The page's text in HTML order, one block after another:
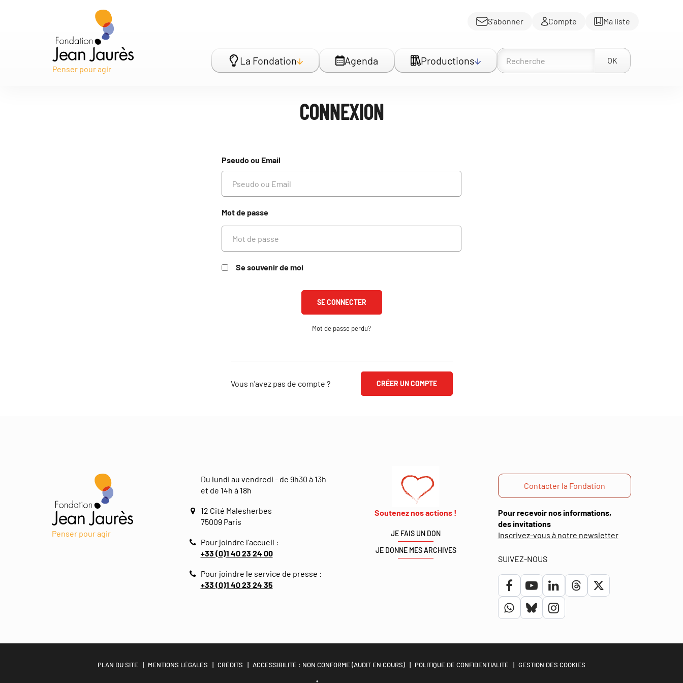
S'abonner Compte Ma liste
Penser pour agir
La Fondation Agenda Productions OK
CONNEXION
Pseudo ou Email
Mot de passe
Se souvenir de moi
Mot de passe perdu?
Vous n'avez pas de compte ? CRÉER UN COMPTE
Penser pour agir
Du lundi au vendredi - de 9h30 à 13h
et de 14h à 18h
12 Cité Malesherbes
75009 Paris
Pour joindre l'accueil :
+33 (0)1 40 23 24 00
Pour joindre le service de presse :
+33 (0)1 40 23 24 35
Soutenez nos actions !
JE FAIS UN DON
JE DONNE MES ARCHIVES
Contacter la Fondation
Pour recevoir nos informations,
des invitations
Inscrivez-vous à notre newsletter(ouverture
SUIVEZ-NOUS
Lien
vers
compte
Facebook
Lien
vers
chaîne
Youtube
Lien
vers
compte
Linkedin
Lien
compte
Threads
Lien
compte
Lien
compte
Lien
compte
Lien
compte
PLAN DU SITE MENTIONS LÉGALES CRÉDITS ACCESSIBILITÉ : NON CONFORME (AUDIT EN COURS) POLITIQUE DE CONFIDENTIALITÉ GESTION DES COOKIES